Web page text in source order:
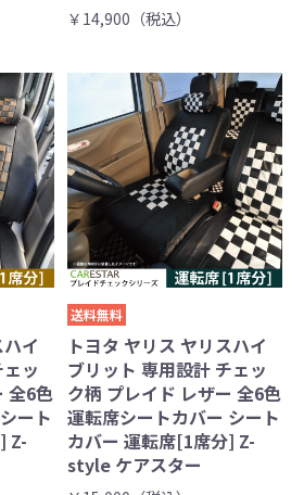
￥14,900（税込）
イ
ッ
全6色
ート
Z-
送料無料
トヨタ ヤリス ヤリスハイ
ブリット 専用設計 チェッ
ク柄 プレイド レザー 全6色
運転席シートカバー シート
カバー 運転席[1席分] Z-
style ケアスター